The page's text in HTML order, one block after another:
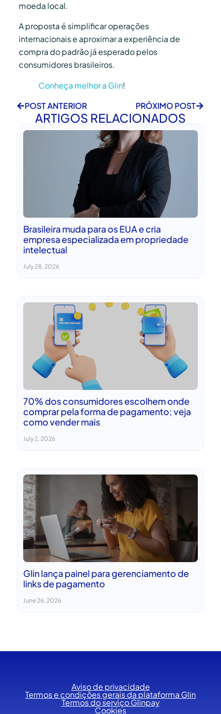
moeda local.
A proposta é simplificar operações
internacionais e aproximar a experiência de
compra do padrão já esperado pelos
consumidores brasileiros.
Conheça melhor a Glin!
POST ANTERIOR
PRÓXIMO POST
ARTIGOS RELACIONADOS
Brasileira muda para os EUA e cria
empresa especializada em propriedade
intelectual
July 28, 2026
70% dos consumidores escolhem onde
comprar pela forma de pagamento; veja
como vender mais
July 2, 2026
Glin lança painel para gerenciamento de
links de pagamento
June 26, 2026
Aviso de privacidade
Termos e condições gerais da plataforma Glin
Termos do serviço Glinpay
Cookies